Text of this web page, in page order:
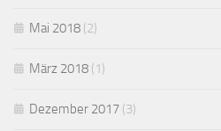
Mai 2018 (2)
März 2018 (1)
Dezember 2017 (3)